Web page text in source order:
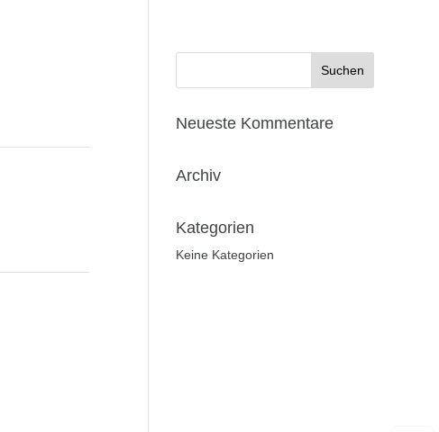
Neueste Kommentare
Archiv
Kategorien
Keine Kategorien